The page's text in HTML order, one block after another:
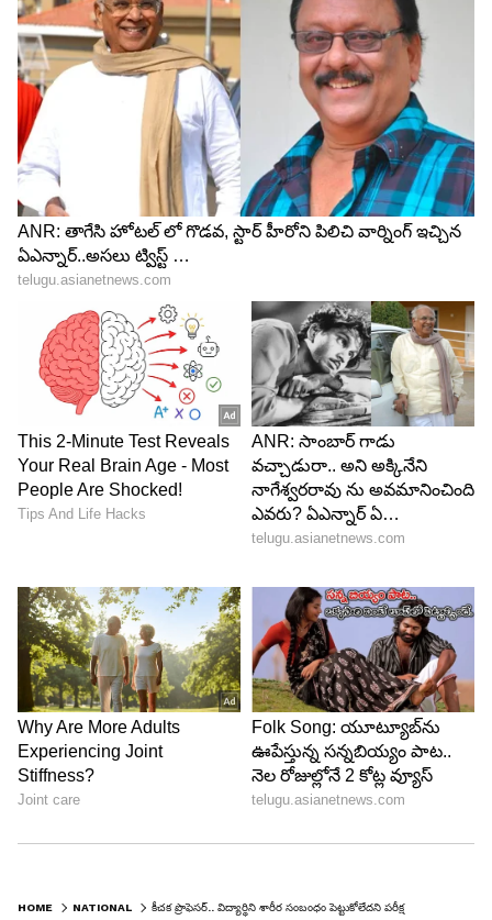
HOME NATIONAL కీచక ప్రొఫెసర్.. విద్యార్థిని శారీర సంబంధం పెట్టుకోలేదని పరీక్షల్లో ఫెయిల్ చేశాడు..